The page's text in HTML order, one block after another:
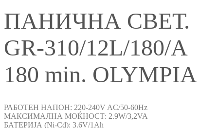
ПАНИЧНА СВЕТ.
GR-310/12L/180/А
180 min. OLYMPIA
РАБОТЕН НАПОН: 220-240V AC/50-60Hz
МАКСИМАЛНА МОЌНОСТ: 2.9W/3,2VA
БАТЕРИЈА (Ni-Cd): 3.6V/1Ah